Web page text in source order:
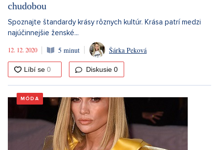
chudobou
Spoznajte štandardy krásy rôznych kultúr. Krása patrí medzi
najúčinnejšie ženské...
12. 12. 2020
5 minut Šárka Peková
Diskusie 0
MÓDA